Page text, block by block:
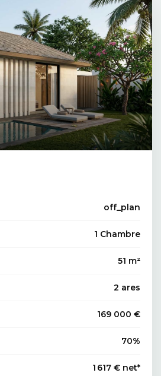
off_plan
1 Chambre
51 m²
2 ares
169 000 €
70%
1 617 € net*